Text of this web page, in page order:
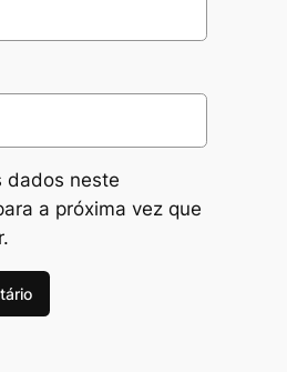
dados neste
a próxima vez que